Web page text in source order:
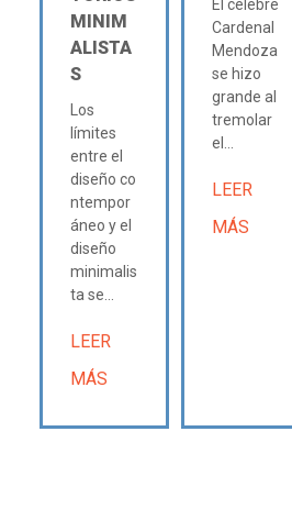
MINIM
ALISTA
S
Los
límites
entre el
diseño co
ntempor
áneo y el
diseño
minimalis
ta se...
LEER
MÁS
El célebre
Cardenal
Mendoza
se hizo
grande al
tremolar
el...
LEER
MÁS